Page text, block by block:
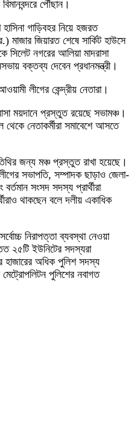
পৌঁছান।
গাড়িবহর নিয়ে হজরত
জিয়ারত শেষে সার্কিট হাউসে
সিলেট নগরের আলিয়া মাদরাসা
বক্তব্য দেবেন প্রধানমন্ত্রী।
লীগের কেন্দ্রীয় নেতারা।
ময়দানে প্রস্তুত রয়েছে সভামঞ্চ।
নেতাকর্মীরা সমাবেশে আসতে
জন্য মঞ্চ প্রস্তুত রাখা হয়েছে।
সভাপতি, সম্পাদক ছাড়াও জেলা-
সংসদ সদস্য প্রার্থীরা
থাকছেন বলে দলীয় একাধিক
নিরাপত্তা ব্যবস্থা নেওয়া
২৫টি ইউনিটের সদস্যরা
হাজারের অধিক পুলিশ সদস্য
মেট্রোপলিটন পুলিশের নবাগত